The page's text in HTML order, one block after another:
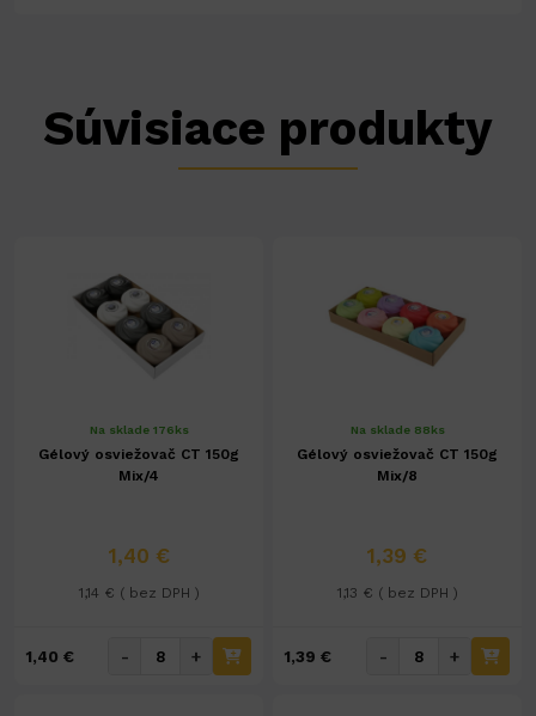
Súvisiace produkty
Na sklade 176ks
Gélový osviežovač CT 150g
Mix/4
1,40 €
1,14 € ( bez DPH )
1,40 € - +
Na sklade 88ks
Gélový osviežovač CT 150g
Mix/8
1,39 €
1,13 € ( bez DPH )
1,39 € - +